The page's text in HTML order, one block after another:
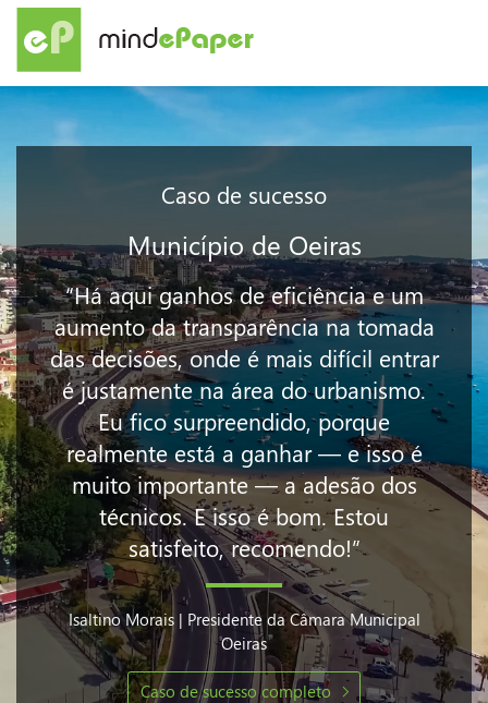
Caso de sucesso
Município de Oeiras
“Há aqui ganhos de eficiência e um
aumento da transparência na tomada
das decisões, onde é mais difícil entrar
é justamente na área do urbanismo.
Eu fico surpreendido, porque
realmente está a ganhar — e isso é
muito importante — a adesão dos
técnicos. E isso é bom. Estou
satisfeito, recomendo!”
Isaltino Morais | Presidente da Câmara Municipal
Oeiras
Caso de sucesso completo